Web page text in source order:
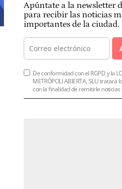
Apúntate a la newsletter
para recibir las noticias
importantes de la ciudad.
De conformidad con el RGPD y la
METRÓPOLI ABIERTA, SLU tratará
con la finalidad de remitirle noticias